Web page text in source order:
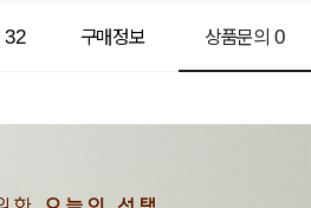
32 구매정보 상품문의0